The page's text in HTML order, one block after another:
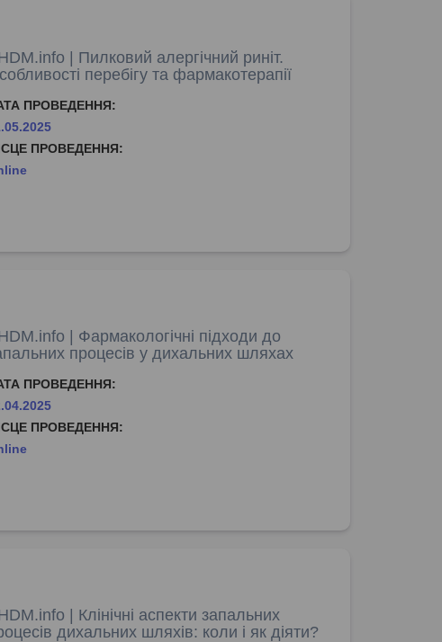
| Пилковий алергічний риніт.
перебігу та фармакотерапії
ПРОВЕДЕННЯ:
ПРОВЕДЕННЯ:
| Фармакологічні підходи до
процесів у дихальних шляхах
ПРОВЕДЕННЯ:
ПРОВЕДЕННЯ:
| Клінічні аспекти запальних
дихальних шляхів: коли і як діяти?